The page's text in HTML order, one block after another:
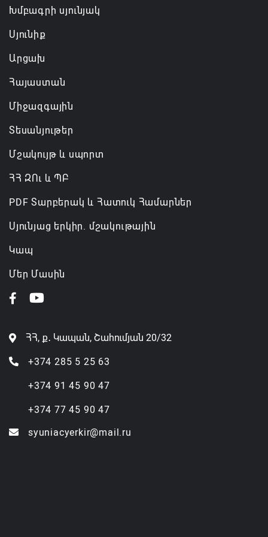
Խմբագրի սյունյակ
Սյունիք
Արցախ
Հայաստան
Միջազգային
Տեսանյութեր
Մշակույթ և սպորտ
ՀՀ ԶՈւ և ՊԲ
PDF Տարբերակ և Հատուկ Համարներ
Սյունյաց երկիր. մշակութային
Կապ
Մեր Մասին
ՀՀ, ք․ Կապան, Շահումյան 20/32
+374 285 5 25 63
+374 91 45 90 47
+374 77 45 90 47
syuniacyerkir@mail.ru